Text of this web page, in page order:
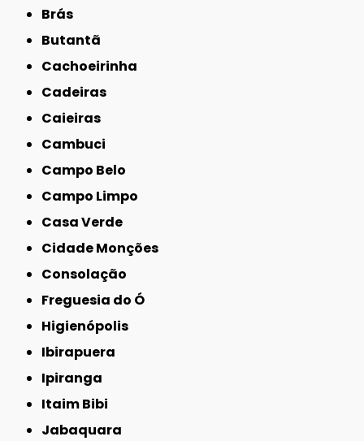
Brás
Butantã
Cachoeirinha
Cadeiras
Caieiras
Cambuci
Campo Belo
Campo Limpo
Casa Verde
Cidade Monções
Consolação
Freguesia do Ó
Higienópolis
Ibirapuera
Ipiranga
Itaim Bibi
Jabaquara